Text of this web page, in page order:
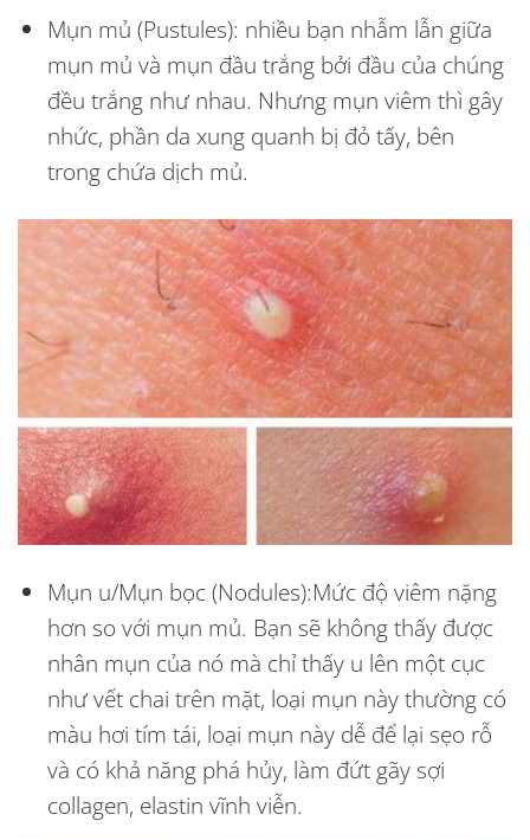
Mụn mủ (Pustules): nhiều bạn nhẫm lẫn giữa
mụn mủ và mụn đầu trắng bởi đầu của chúng
đều trắng như nhau. Nhưng mụn viêm thì gây
nhức, phần da xung quanh bị đỏ tấy, bên
trong chứa dịch mủ.
Mụn u/Mụn bọc (Nodules):Mức độ viêm nặng
hơn so với mụn mủ. Bạn sẽ không thấy được
nhân mụn của nó mà chỉ thấy u lên một cục
như vết chai trên mặt, loại mụn này thường có
màu hơi tím tái, loại mụn này dễ để lại sẹo rỗ
và có khả năng phá hủy, làm đứt gãy sợi
collagen, elastin vĩnh viễn.